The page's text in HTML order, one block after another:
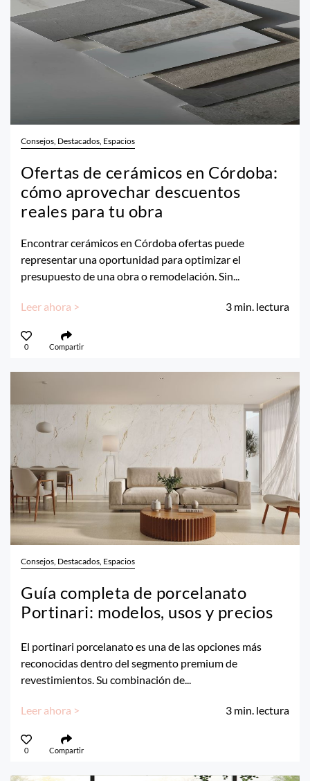
Consejos, Destacados, Espacios
Ofertas de cerámicos en Córdoba:
cómo aprovechar descuentos
reales para tu obra
Encontrar cerámicos en Córdoba ofertas puede
representar una oportunidad para optimizar el
presupuesto de una obra o remodelación. Sin...
Leer ahora > 3 min. lectura
0 Compartir
Consejos, Destacados, Espacios
Guía completa de porcelanato
Portinari: modelos, usos y precios
El portinari porcelanato es una de las opciones más
reconocidas dentro del segmento premium de
revestimientos. Su combinación de...
Leer ahora > 3 min. lectura
0 Compartir